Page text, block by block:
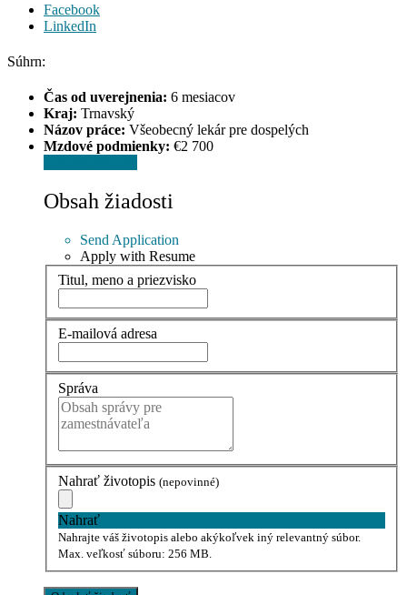
Facebook
LinkedIn
Súhrn:
Čas od uverejnenia: 6 mesiacov
Kraj: Trnavský
Názov práce: Všeobecný lekár pre dospelých
Mzdové podmienky: €2 700
Obsah žiadosti
Send Application
Apply with Resume
Titul, meno a priezvisko
E-mailová adresa
Správa
Nahrať životopis (nepovinné)
Nahrať
Nahrajte váš životopis alebo akýkoľvek iný relevantný súbor.
Max. veľkosť súboru: 256 MB.